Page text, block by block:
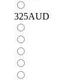
325AUD